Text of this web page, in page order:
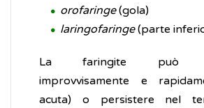
orofaringe(gola)
laringofaringe(parte
La faringite può
improvvisamente e
acuta) o persistere nel